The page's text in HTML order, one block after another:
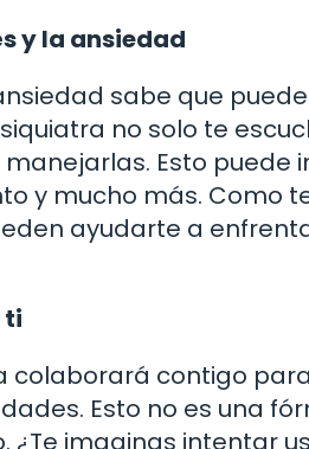
y la ansiedad
sabe que
no solo te
Esto puede
y mucho más. Como
ayudarte a
ti
colaborará contigo
Esto no es una
¿Te imaginas intentar